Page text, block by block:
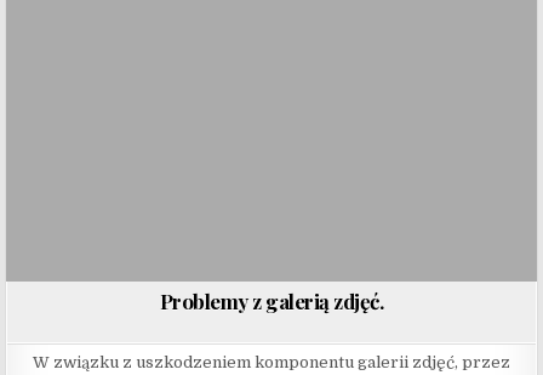
Problemy z galerią zdjęć.
W związku z uszkodzeniem komponentu galerii zdjęć, przez